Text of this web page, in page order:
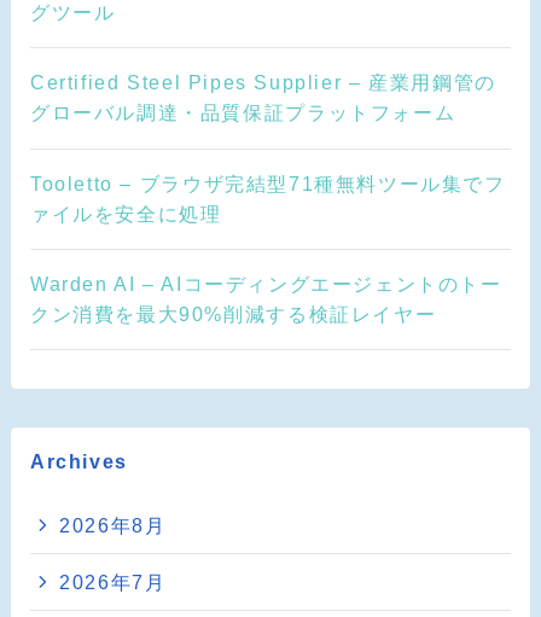
グツール
Certified Steel Pipes Supplier – 産業用鋼管の
グローバル調達・品質保証プラットフォーム
Tooletto – ブラウザ完結型71種無料ツール集でフ
ァイルを安全に処理
Warden AI – AIコーディングエージェントのトー
クン消費を最大90%削減する検証レイヤー
Archives
2026年8月
2026年7月